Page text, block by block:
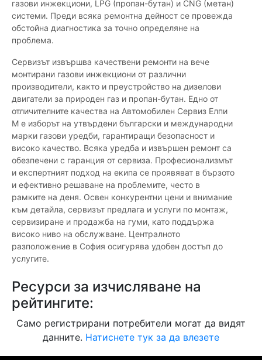
газови инжекциони, LPG (пропан-бутан) и CNG (метан)
системи. Преди всяка ремонтна дейност се провежда
обстойна диагностика за точно определяне на
проблема.
Сервизът извършва качествени ремонти на вече
монтирани газови инжекциони от различни
производители, както и преустройство на дизелови
двигатели за природен газ и пропан-бутан. Едно от
отличителните качества на Автомобилен Сервиз Елпи
М е изборът на утвърдени български и международни
марки газови уредби, гарантиращи безопасност и
високо качество. Всяка уредба и извършен ремонт са
обезпечени с гаранция от сервиза. Професионализмът
и експертният подход на екипа се проявяват в бързото
и ефективно решаване на проблемите, често в
рамките на деня. Освен конкурентни цени и внимание
към детайла, сервизът предлага и услуги по монтаж,
сервизиране и продажба на гуми, като поддържа
високо ниво на обслужване. Централното
разположение в София осигурява удобен достъп до
услугите.
Ресурси за изчисляване на
рейтингите:
Само регистрирани потребители могат да видят
данните. Натиснете тук за да влезете